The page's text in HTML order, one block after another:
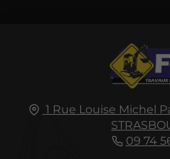
1 Rue Louise Michel
09 74